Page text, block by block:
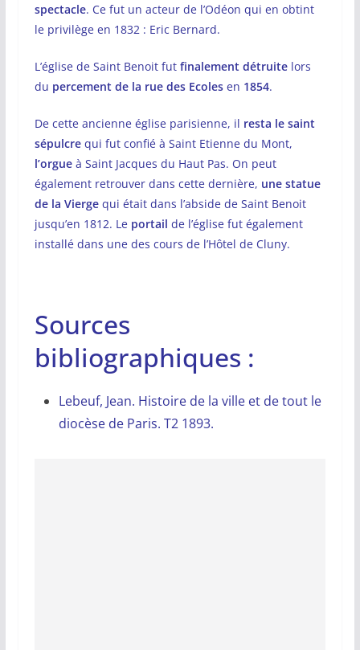
spectacle. Ce fut un acteur de l’Odéon qui en obtint
le privilège en 1832 : Eric Bernard.
L’église de Saint Benoit fut finalement détruitelors
du percement de la rue des Ecolesen 1854.
De cette ancienne église parisienne, il resta le saint
sépulcrequi fut confié à Saint Etienne du Mont,
l’orgueà Saint Jacques du Haut Pas. On peut
également retrouver dans cette dernière, une statue
de la Viergequi était dans l’abside de Saint Benoit
jusqu’en 1812. Le portail de l’église fut également
installé dans une des cours de l’Hôtel de Cluny.
Sources
bibliographiques :
Lebeuf, Jean. Histoire de la ville et de tout le
diocèse de Paris. T2 1893.